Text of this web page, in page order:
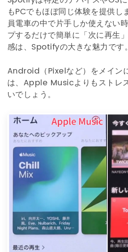
もPCでもほぼ同じ体験を提供し
員電車の中で片手しか使えない
プするだけで簡単に「次に再生
感は、Spotifyの大きな魅力です。
Android（Pixelなど）をメイン
は、Apple Musicよりもストレ
いでしょう。